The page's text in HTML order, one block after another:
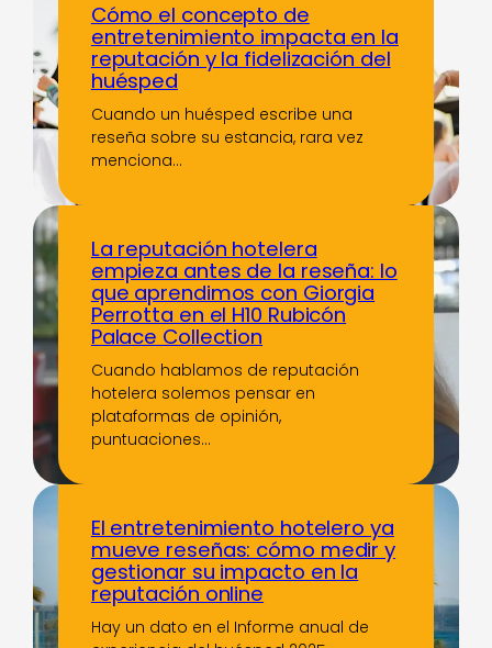
Cómo el concepto de
entretenimiento impacta en la
reputación y la fidelización del
huésped
Cuando un huésped escribe una
reseña sobre su estancia, rara vez
menciona…
La reputación hotelera
empieza antes de la reseña: lo
que aprendimos con Giorgia
Perrotta en el H10 Rubicón
Palace Collection
Cuando hablamos de reputación
hotelera solemos pensar en
plataformas de opinión,
puntuaciones…
El entretenimiento hotelero ya
mueve reseñas: cómo medir y
gestionar su impacto en la
reputación online
Hay un dato en el Informe anual de